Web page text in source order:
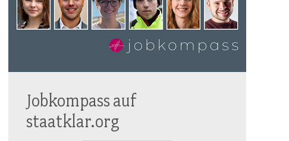
Jobkompass auf
staatklar.org